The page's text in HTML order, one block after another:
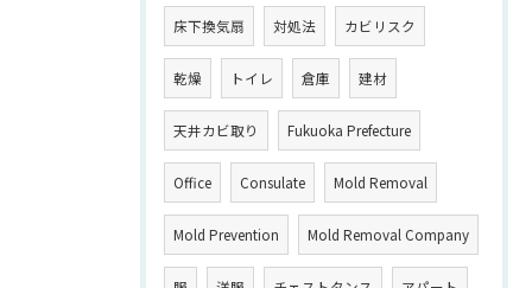
床下換気扇 対処法 カビリスク
乾燥 トイレ 倉庫 建材
天井カビ取り Fukuoka Prefecture
Office Consulate Mold Removal
Mold Prevention Mold Removal Company